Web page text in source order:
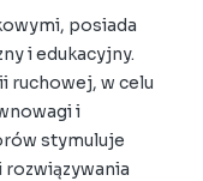
posiada
i edukacyjny.
ruchowej, w celu
i
stymuluje